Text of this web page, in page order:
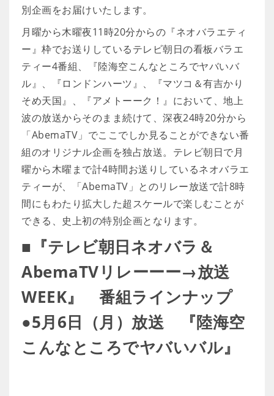
別企画をお届けいたします。
月曜から木曜夜11時20分からの『ネオバラエティ
ー』枠でお送りしているテレビ朝日の看板バラエ
ティー4番組、『陸海空こんなところでヤバいバ
ル』、『ロンドンハーツ』、『マツコ＆有吉かり
そめ天国』、『アメトーーク！』において、地上
波の放送からそのまま続けて、深夜24時20分から
「AbemaTV」でここでしか見ることができない番
組のオリジナル企画を独占放送。テレビ朝日で月
曜から木曜まで計4時間お送りしているネオバラエ
ティーが、「AbemaTV」とのリレー放送で計8時
間にもわたり拡大した超スケールで楽しむことが
できる、史上初の特別企画となります。
■『テレビ朝日ネオバラ＆
AbemaTVリレーーー→放送
WEEK』 番組ラインナップ
●5月6日（月）放送 『陸海空
こんなところでヤバいバル』